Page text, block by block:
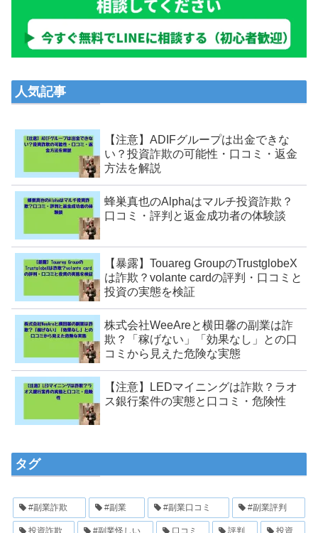
人気記事
【注意】ADIFグループは出金できな
い？投資詐欺の可能性・口コミ・返金
方法を解説
蜂巣真也のAlphaはマルチ投資詐欺？
口コミ・評判と返金成功者の体験談
【暴露】Touareg GroupのTrustglobeX
は詐欺？volante cardの評判・口コミと
投資の実態を検証
株式会社WeeAreと横田馨の副業は詐
欺？「稼げない」「効果なし」との口
コミから見えた危険な実態
【注意】LEDマイニングは詐欺？ラオ
ス銀行案件の実態と口コミ・危険性
タグ
#副業詐欺 #副業 #副業口コミ #副業評判
投資詐欺 #副業怪しい 口コミ 評判 投資